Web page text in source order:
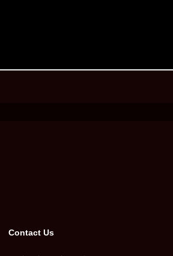
Contact Us